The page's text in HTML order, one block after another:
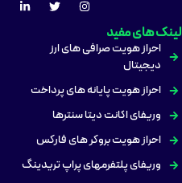
لینک های مفید
احراز هویت صرافی های ارز
دیجیتال
احراز هویت پایانه های پرداخت
وریفای اکانت دیتا سنترها
احراز هویت بروکر های فارکس
وریفای پلتفرمهای پراپ تریدینگ